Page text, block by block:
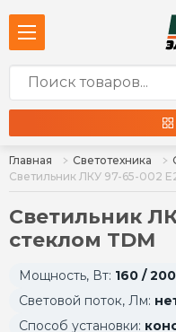
Главная Светотехника
Светильник ЛКУ 97-65-002
Светильник
стеклом TDM
Мощность, Вт: 160 /
Световой поток, Лм:
Способ установки: